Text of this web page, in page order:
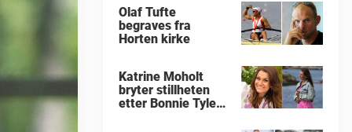
Olaf Tufte
begraves fra
Horten kirke
Katrine Moholt
bryter stillheten
etter Bonnie Tylers